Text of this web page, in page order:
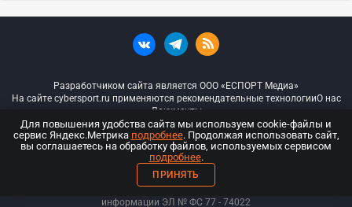
Разработчиком сайта является ООО «ЕСПОРТ Медиа»
На сайте cybersport.ru применяются рекомендательные технологииО нас
Документы
© ООО «Киберспорт.ру» — Все права защищены
18+
ООО «Киберспорт.ру». Свидетельство о регистрации средств массовой
информации ЭЛ № ФС 77 - 74022
Для повышения удобства сайта мы используем cookie-файлы и
сервис Яндекс.Метрика подробнее. Продолжая использовать сайт,
вы соглашаетесь на обработку файлов, используемых сервисом
подробнее.
ПРИНЯТЬ